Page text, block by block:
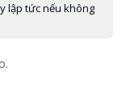
lập tức nếu không